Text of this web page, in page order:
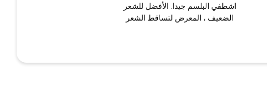
اشطفي البلسم جيدا. الأفضل للشعر
الضعيف ، المعرض لتساقط الشعر